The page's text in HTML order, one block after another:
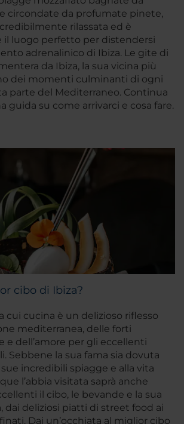
circondate da profumate pinete,
rilassata ed è
luogo perfetto per distendersi
adrenalinico di Ibiza. Le gite di
da Ibiza, la sua vicina più
dei momenti culminanti di ogni
parte del Mediterraneo. Continua
guida su come arrivarci e cosa fare.
cibo di Ibiza?
cui cucina è un delizioso riflesso
mediterranea, delle forti
e dell’amore per gli eccellenti
Sebbene la sua fama sia dovuta
incredibili spiagge e alla vita
l’abbia visitata saprà anche
il cibo, le bevande e la sua
dai deliziosi piatti di street food ai
Dai un’occhiata al miglior cibo